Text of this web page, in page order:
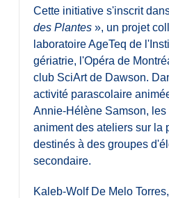
Cette initiative s'inscrit
des Plantes», un projet
laboratoire AgeTeq de
gériatrie, l'Opéra de
club SciArt de Dawson.
activité parascolaire
Annie-Hélène Samson,
animent des ateliers sur la
destinés à des groupes
secondaire.
Kaleb-Wolf De Melo